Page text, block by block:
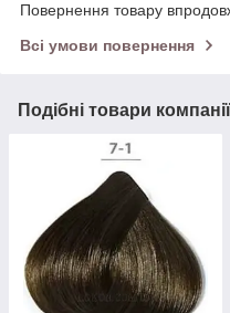
Повернення товару
Всі умови повернення
Подібні товари компанії